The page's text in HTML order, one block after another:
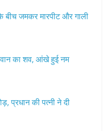
जमकर मारपीट और गाली
का शव, आंखे हुई नम
प्रधान की पत्नी ने दी